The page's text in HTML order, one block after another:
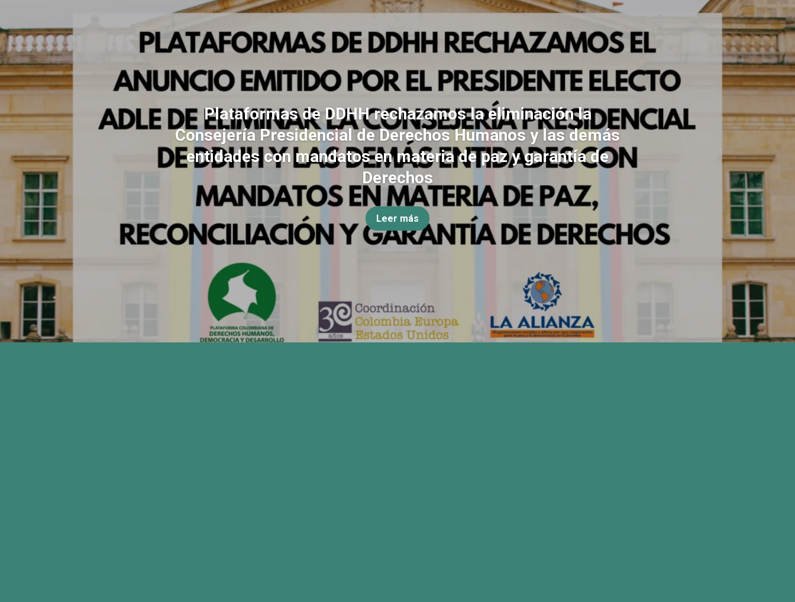
Plataformas de DDHH rechazamos la eliminación la
Consejería Presidencial de Derechos Humanos y las demás
entidades con mandatos en materia de paz y garantía de
Derechos
Leer más